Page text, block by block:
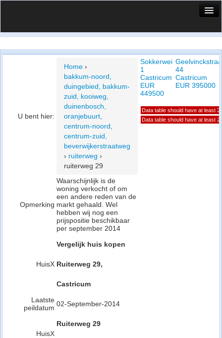
Vergelijk prijsposities - wijk
Privacy beleid
U bent hier:
Home ›
bakkum-noord,
duingebied, bakkum-
zuid, kooiweg,
duinenbosch,
oranjebuurt,
centrum-noord,
centrum-zuid,
beverwijkerstraatweg
› ruiterweg ›
ruiterweg 29
Opmerking
Waarschijnlijk is de
woning verkocht of om
een andere reden van de
markt gehaald. Wel
hebben wij nog een
prijspositie beschikbaar
per september 2014
HuisX
Vergelijk huis kopen
Ruiterweg 29,
Castricum
Laatste
peildatum 02-September-2014
HuisX
Ruiterweg 29
Sokkerwei
1
Castricum
EUR
449500
44
Castricum
EUR 395000
Data table should have at least 2
Data table should have at least 2